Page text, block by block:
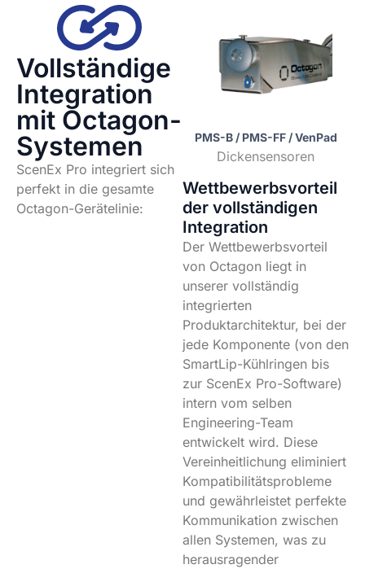
Vollständige
Integration
mit Octagon-
Systemen
ScenEx Pro integriert sich
perfekt in die gesamte
Octagon-Gerätelinie:
PMS-B / PMS-FF / VenPad
Dickensensoren
LMS / GMS
Breitenkontrolle
Wettbewerbsvorteil
der vollständigen
Integration
Der Wettbewerbsvorteil
von Octagon liegt in
unserer vollständig
integrierten
Produktarchitektur, bei der
jede Komponente (von den
SmartLip-Kühlringen bis
zur ScenEx Pro-Software)
intern vom selben
Engineering-Team
entwickelt wird. Diese
Vereinheitlichung eliminiert
Kompatibilitätsprobleme
und gewährleistet perfekte
Kommunikation zwischen
allen Systemen, was zu
herausragender